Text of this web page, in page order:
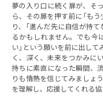
夢の入り口に続く扉が、そ
ら、その扉を押す前に「も
り、「進んだ先に自信が持
るかもしれません。でも今
い」という願いを前に出し
く、深く、未来をつかみに
持ちに素直になった瞬間、
りも情熱を信じてみましょ
を理解し、応援してくれる